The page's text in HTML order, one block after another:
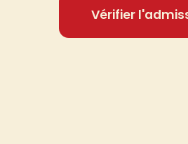
Vérifier